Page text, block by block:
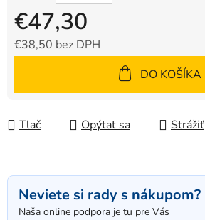
€47,30
€38,50 bez DPH
DO KOŠÍKA
Tlač Opýtať sa Strážiť
Neviete si rady s nákupom?
Naša online podpora je tu pre Vás